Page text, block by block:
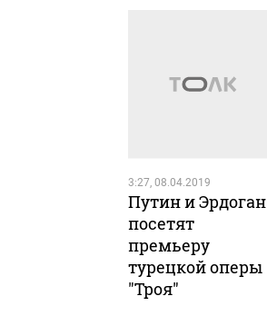
3:27, 08.04.2019
Путин и Эрдоган
посетят
премьеру
турецкой оперы
"Троя"